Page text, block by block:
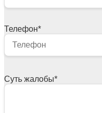
Телефон*
Суть жалобы*